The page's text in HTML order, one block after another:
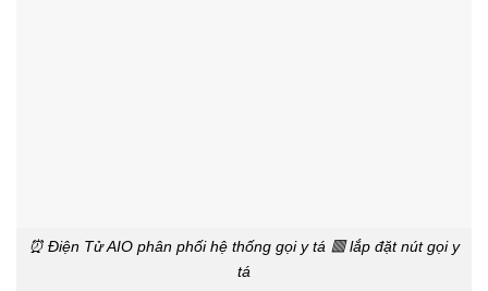
⏰ Điện Tử AIO phân phối hệ thống gọi y tá 🟥 lắp đặt nút gọi y
tá